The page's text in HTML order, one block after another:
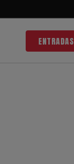
ENTRADAS